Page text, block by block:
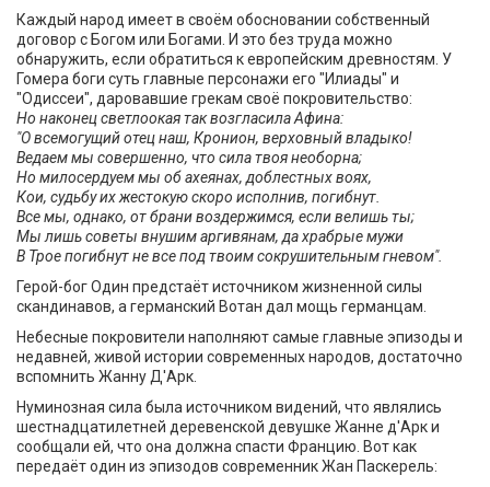
Каждый народ имеет в своём обосновании собственный
договор с Богом или Богами. И это без труда можно
обнаружить, если обратиться к европейским древностям. У
Гомера боги суть главные персонажи его "Илиады" и
"Одиссеи", даровавшие грекам своё покровительство:
Но наконец светлоокая так возгласила Афина:
"О всемогущий отец наш, Кронион, верховный владыко!
Ведаем мы совершенно, что сила твоя необорна;
Но милосердуем мы об ахеянах, доблестных воях,
Кои, судьбу их жестокую скоро исполнив, погибнут.
Все мы, однако, от брани воздержимся, если велишь ты;
Мы лишь советы внушим аргивянам, да храбрые мужи
В Трое погибнут не все под твоим сокрушительным гневом".
Герой-бог Один предстаёт источником жизненной силы
скандинавов, а германский Вотан дал мощь германцам.
Небесные покровители наполняют самые главные эпизоды и
недавней, живой истории современных народов, достаточно
вспомнить Жанну Д'Арк.
Нуминозная сила была источником видений, что являлись
шестнадцатилетней деревенской девушке Жанне д'Арк и
сообщали ей, что она должна спасти Францию. Вот как
передаёт один из эпизодов современник Жан Паскерель: